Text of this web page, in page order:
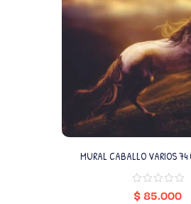
MURAL CABALLO VARIOS
$85.000